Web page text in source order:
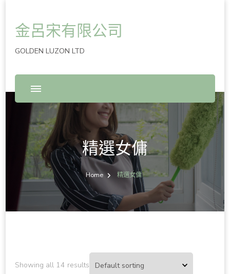
金呂宋有限公司
GOLDEN LUZON LTD
精選女傭
Home 精選女傭
Showing all 14 results